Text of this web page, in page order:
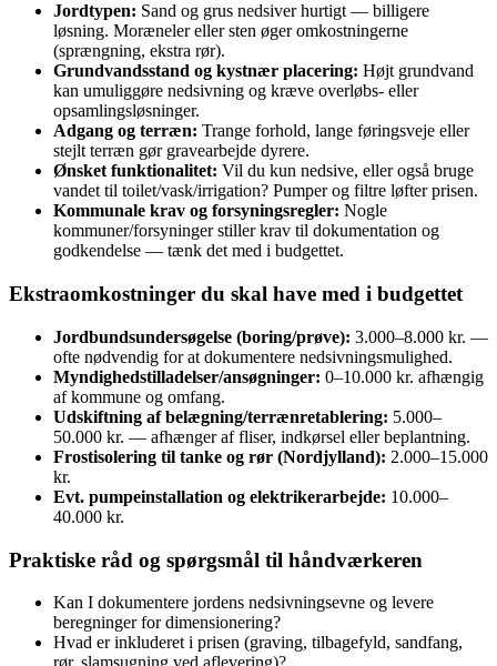
Jordtypen: Sand og grus nedsiver hurtigt — billigere
løsning. Moræneler eller sten øger omkostningerne
(sprængning, ekstra rør).
Grundvandsstand og kystnær placering: Højt grundvand
kan umuliggøre nedsivning og kræve overløbs- eller
opsamlingsløsninger.
Adgang og terræn: Trange forhold, lange føringsveje eller
stejlt terræn gør gravearbejde dyrere.
Ønsket funktionalitet: Vil du kun nedsive, eller også bruge
vandet til toilet/vask/irrigation? Pumper og filtre løfter prisen.
Kommunale krav og forsyningsregler: Nogle
kommuner/forsyninger stiller krav til dokumentation og
godkendelse — tænk det med i budgettet.
Ekstraomkostninger du skal have med i budgettet
Jordbundsundersøgelse (boring/prøve): 3.000–8.000 kr. —
ofte nødvendig for at dokumentere nedsivningsmulighed.
Myndighedstilladelser/ansøgninger: 0–10.000 kr. afhængig
af kommune og omfang.
Udskiftning af belægning/terrænretablering: 5.000–
50.000 kr. — afhænger af fliser, indkørsel eller beplantning.
Frostisolering til tanke og rør (Nordjylland): 2.000–15.000
kr.
Evt. pumpeinstallation og elektrikerarbejde: 10.000–
40.000 kr.
Praktiske råd og spørgsmål til håndværkeren
Kan I dokumentere jordens nedsivningsevne og levere
beregninger for dimensionering?
Hvad er inkluderet i prisen (graving, tilbagefyld, sandfang,